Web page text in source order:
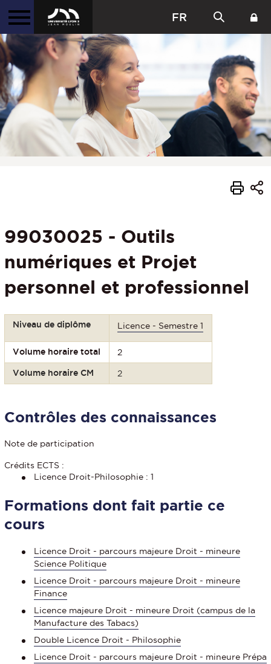
FR
99030025 - Outils
numériques et Projet
personnel et professionnel
Niveau de diplôme Licence - Semestre 1
Volume horaire total 2
Volume horaire CM 2
Contrôles des connaissances
Note de participation
Crédits ECTS :
Licence Droit-Philosophie : 1
Formations dont fait partie ce
cours
Licence Droit - parcours majeure Droit - mineure
Science Politique
Licence Droit - parcours majeure Droit - mineure
Finance
Licence majeure Droit - mineure Droit (campus de la
Manufacture des Tabacs)
Double Licence Droit - Philosophie
Licence Droit - parcours majeure Droit - mineure Prépa